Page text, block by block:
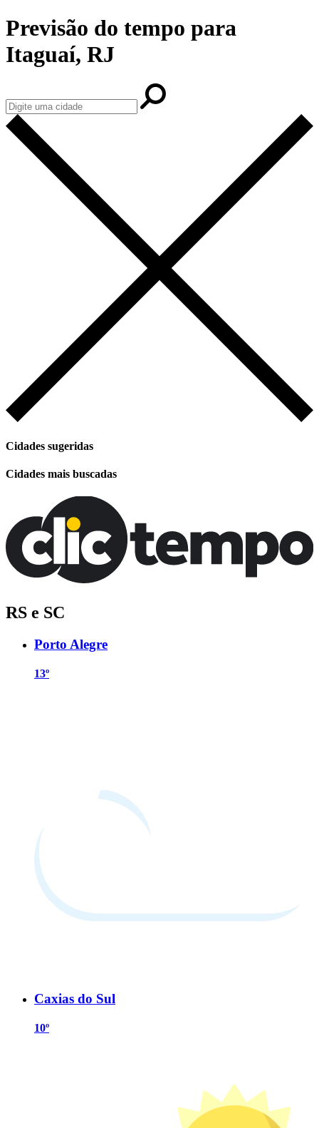
Previsão do tempo para
Itaguaí, RJ
Cidades sugeridas
Cidades mais buscadas
RS e SC
Porto Alegre
13º
Caxias do Sul
10º